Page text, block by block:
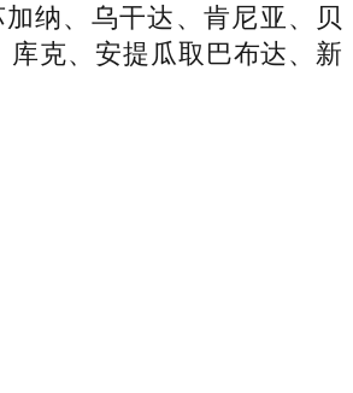
纳、乌干达、肯尼亚、贝
克、安提瓜取巴布达、新